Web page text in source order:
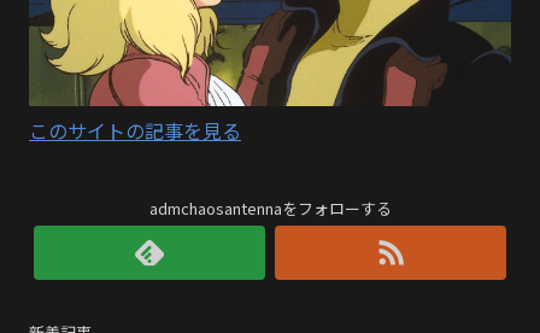
このサイトの記事を見る
admchaosantennaをフォローする